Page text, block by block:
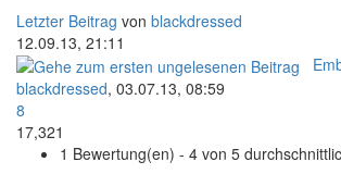
Letzter Beitrag von blackdressed
12.09.13, 21:11
blackdressed, 03.07.13, 08:59
8
17,321
1 Bewertung(en) - 4 von 5